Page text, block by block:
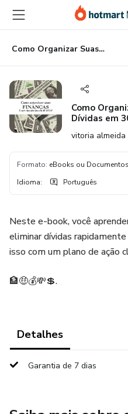
para
conteúdo
principal
para
pagamento
para
rodapé
Como Organizar Suas Finanças e Sair das Dívidas em 30 Dias
Como
Dívidas em
vitoria almeida
Formato: eBooks ou Documentos
Idioma: Português
Neste e-book, você
eliminar dívidas
isso com um plano de ação
🏦🤑💰💸💲.
Detalhes
Garantia de 7 dias